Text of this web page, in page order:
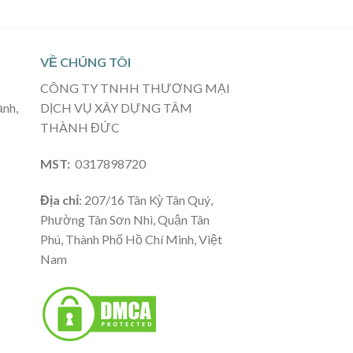
VỀ CHÚNG TÔI
CÔNG TY TNHH THƯƠNG MẠI
DỊCH VỤ XÂY DỰNG TÂM
THÀNH ĐỨC
MST: 0317898720
Địa chỉ: 207/16 Tân Kỳ Tân Quý,
Phường Tân Sơn Nhì, Quận Tân
Phú, Thành Phố Hồ Chí Minh, Việt
Nam